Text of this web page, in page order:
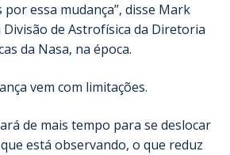
essa mudança”, disse Mark
de Astrofísica da Diretoria
da Nasa, na época.
vem com limitações.
de mais tempo para se deslocar
está observando, o que reduz